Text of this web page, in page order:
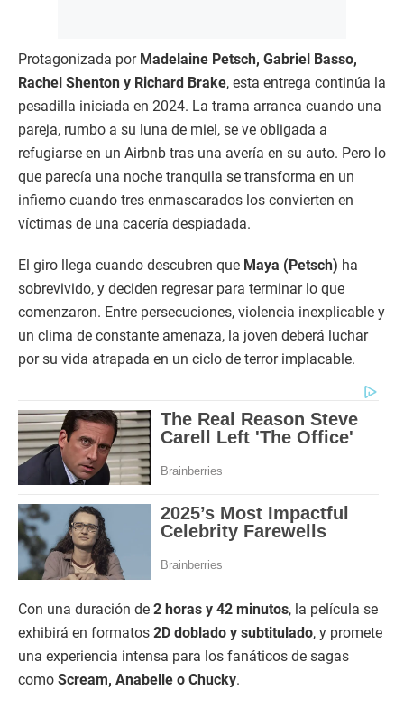
Protagonizada por Madelaine Petsch, Gabriel Basso,
Rachel Shenton y Richard Brake, esta entrega continúa la
pesadilla iniciada en 2024. La trama arranca cuando una
pareja, rumbo a su luna de miel, se ve obligada a
refugiarse en un Airbnb tras una avería en su auto. Pero lo
que parecía una noche tranquila se transforma en un
infierno cuando tres enmascarados los convierten en
víctimas de una cacería despiadada.
El giro llega cuando descubren que Maya (Petsch) ha
sobrevivido, y deciden regresar para terminar lo que
comenzaron. Entre persecuciones, violencia inexplicable y
un clima de constante amenaza, la joven deberá luchar
por su vida atrapada en un ciclo de terror implacable.
Con una duración de 2 horas y 42 minutos, la película se
exhibirá en formatos 2D doblado y subtitulado, y promete
una experiencia intensa para los fanáticos de sagas
como Scream, Anabelle o Chucky.